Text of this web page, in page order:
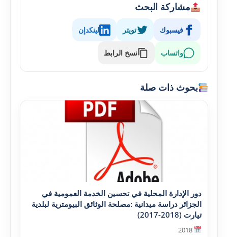
مشاركة البحث
فيسبوك تويتر لينكدإن
واتساب نسخ الرابط
بحوث ذات صلة
دور الإدارة المحلية في تحسين الخدمة العمومية في
الجزائر دراسة ميدانية :مصلحة الوثائق البيومترية لبلدية
تيارت (2018-2017)